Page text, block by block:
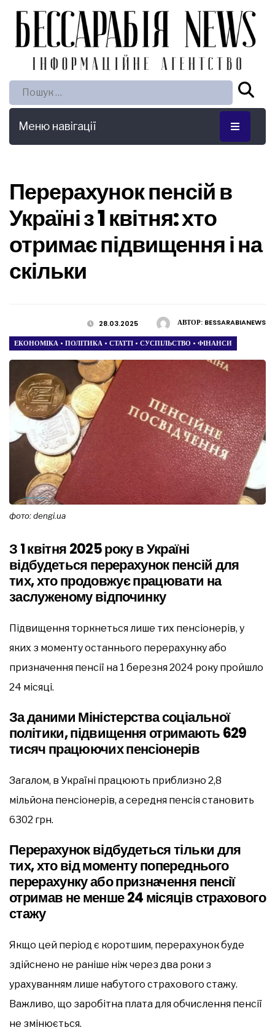
Пошук:
Меню навігації
Перерахунок пенсій в
Україні з 1 квітня: хто
отримає підвищення і на
скільки
АВТОР: BESSARABIANEWS
28.03.2025
ЕКОНОМІКА • ПОЛІТИКА • СТАТТІ • СУСПІЛЬСТВО • ФІНАНСИ
фото: dengi.ua
З 1 квітня 2025 року в Україні
відбудеться перерахунок пенсій для
тих, хто продовжує працювати на
заслуженому відпочинку
Підвищення торкнеться лише тих пенсіонерів, у
яких з моменту останнього перерахунку або
призначення пенсії на 1 березня 2024 року пройшло
24 місяці.
За даними Міністерства соціальної
політики, підвищення отримають 629
тисяч працюючих пенсіонерів
Загалом, в Україні працюють приблизно 2,8
мільйона пенсіонерів, а середня пенсія становить
6302 грн.
Перерахунок відбудеться тільки для
тих, хто від моменту попереднього
перерахунку або призначення пенсії
отримав не менше 24 місяців страхового
стажу
Якщо цей період є коротшим, перерахунок буде
здійснено не раніше ніж через два роки з
урахуванням лише набутого страхового стажу.
Важливо, що заробітна плата для обчислення пенсії
не змінюється.